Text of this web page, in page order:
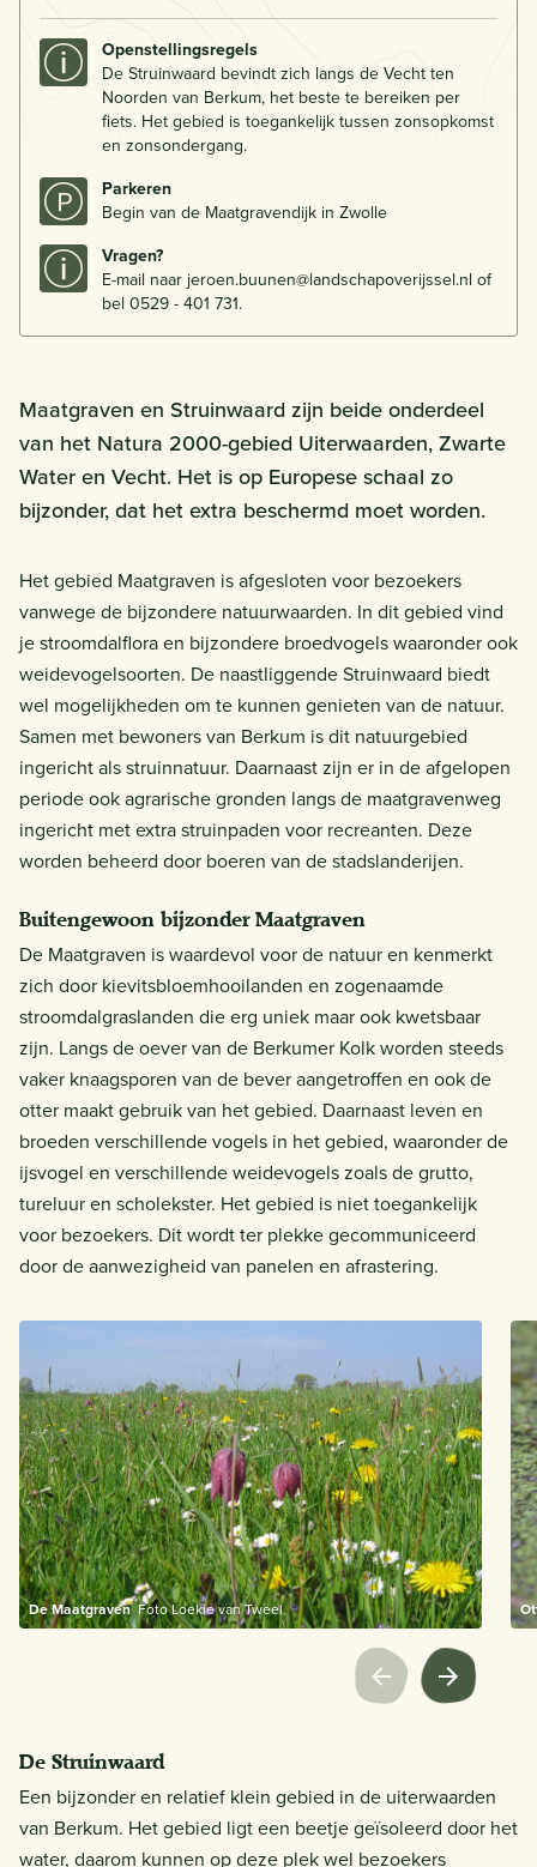
Openstellingsregels
De Struinwaard bevindt zich langs de Vecht ten
Noorden van Berkum, het beste te bereiken per
fiets. Het gebied is toegankelijk tussen zonsopkomst
en zonsondergang.
Parkeren
Begin van de Maatgravendijk in Zwolle
Vragen?
E-mail naar jeroen.buunen@landschapoverijssel.nl of
bel 0529 - 401 731.
Maatgraven en Struinwaard zijn beide onderdeel
van het Natura 2000-gebied Uiterwaarden, Zwarte
Water en Vecht. Het is op Europese schaal zo
bijzonder, dat het extra beschermd moet worden.
Het gebied Maatgraven is afgesloten voor bezoekers
vanwege de bijzondere natuurwaarden. In dit gebied vind
je stroomdalflora en bijzondere broedvogels waaronder ook
weidevogelsoorten. De naastliggende Struinwaard biedt
wel mogelijkheden om te kunnen genieten van de natuur.
Samen met bewoners van Berkum is dit natuurgebied
ingericht als struinnatuur. Daarnaast zijn er in de afgelopen
periode ook agrarische gronden langs de maatgravenweg
ingericht met extra struinpaden voor recreanten. Deze
worden beheerd door boeren van de stadslanderijen.
Buitengewoon bijzonder Maatgraven
De Maatgraven is waardevol voor de natuur en kenmerkt
zich door kievitsbloemhooilanden en zogenaamde
stroomdalgraslanden die erg uniek maar ook kwetsbaar
zijn. Langs de oever van de Berkumer Kolk worden steeds
vaker knaagsporen van de bever aangetroffen en ook de
otter maakt gebruik van het gebied. Daarnaast leven en
broeden verschillende vogels in het gebied, waaronder de
ijsvogel en verschillende weidevogels zoals de grutto,
tureluur en scholekster. Het gebied is niet toegankelijk
voor bezoekers. Dit wordt ter plekke gecommuniceerd
door de aanwezigheid van panelen en afrastering.
De MaatgravenFoto Loekie van Tweel
De Struinwaard
Een bijzonder en relatief klein gebied in de uiterwaarden
van Berkum. Het gebied ligt een beetje geïsoleerd door het
water, daarom kunnen op deze plek wel bezoekers